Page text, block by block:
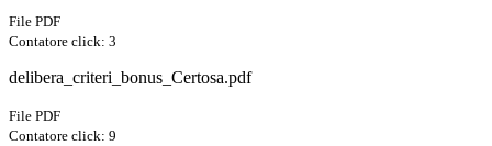
File PDF
Contatore click: 3
delibera_criteri_bonus_Certosa.pdf
File PDF
Contatore click: 9